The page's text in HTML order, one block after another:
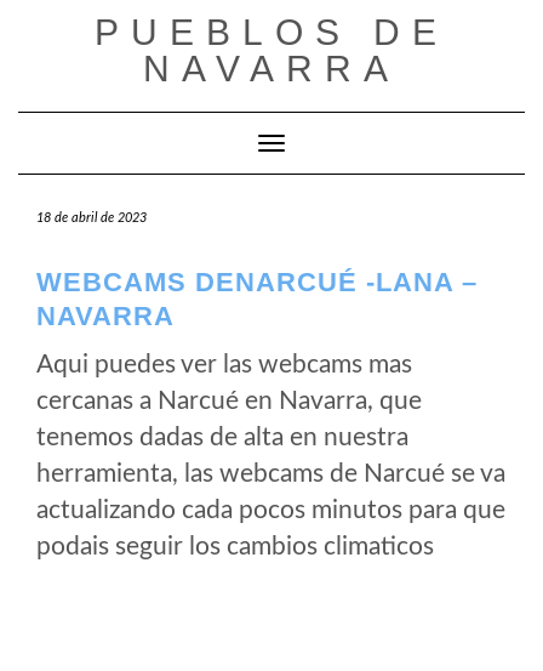
PUEBLOS DE
NAVARRA
Cambiar modo de navegación
18 de abril de 2023
WEBCAMS DENARCUÉ -LANA –
NAVARRA
Aqui puedes ver las webcams mas
cercanas a Narcué en Navarra, que
tenemos dadas de alta en nuestra
herramienta, las webcams de Narcué se va
actualizando cada pocos minutos para que
podais seguir los cambios climaticos